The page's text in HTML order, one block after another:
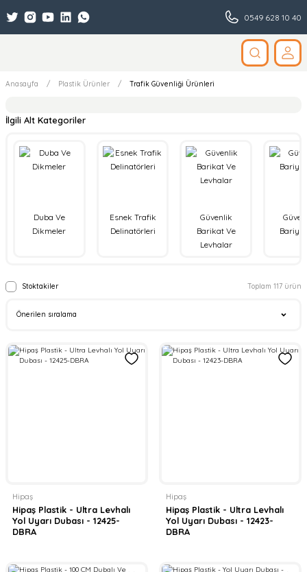
0549 628 10 40
Anasayfa Plastik Ürünler Trafik Güvenliği Ürünleri
İlgili Alt Kategoriler
Duba Ve
Dikmeler
Esnek Trafik
Delinatörleri
Güvenlik
Barikat Ve
Levhalar
Stoktakiler Toplam 117 ürün
Hipaş
Hipaş Plastik - Ultra Levhalı
Yol Uyarı Dubası - 12425-
DBRA
Hipaş
Hipaş Plastik - Ultra Levhalı
Yol Uyarı Dubası - 12423-
DBRA